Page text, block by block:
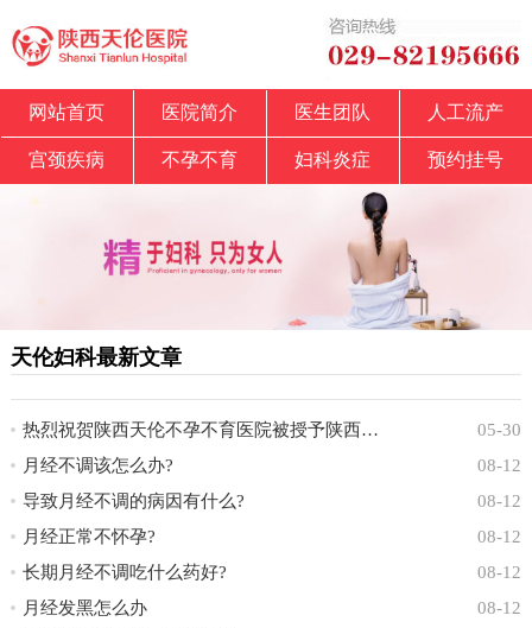
网站首页 医院简介 医生团队 人工流产
宫颈疾病 不孕不育 妇科炎症 预约挂号
天伦妇科最新文章
05-30
热烈祝贺陕西天伦不孕不育医院被授予陕西省中
08-12
月经不调该怎么办?
08-12
导致月经不调的病因有什么?
08-12
月经正常不怀孕?
08-12
长期月经不调吃什么药好?
08-12
月经发黑怎么办